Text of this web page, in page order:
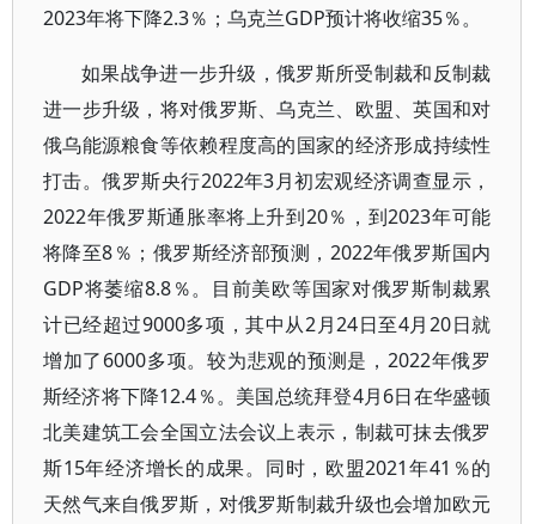
2023年将下降2.3％；乌克兰GDP预计将收缩35％。
如果战争进一步升级，俄罗斯所受制裁和反制裁
进一步升级，将对俄罗斯、乌克兰、欧盟、英国和对
俄乌能源粮食等依赖程度高的国家的经济形成持续性
打击。俄罗斯央行2022年3月初宏观经济调查显示，
2022年俄罗斯通胀率将上升到20％，到2023年可能
将降至8％；俄罗斯经济部预测，2022年俄罗斯国内
GDP将萎缩8.8％。目前美欧等国家对俄罗斯制裁累
计已经超过9000多项，其中从2月24日至4月20日就
增加了6000多项。较为悲观的预测是，2022年俄罗
斯经济将下降12.4％。美国总统拜登4月6日在华盛顿
北美建筑工会全国立法会议上表示，制裁可抹去俄罗
斯15年经济增长的成果。同时，欧盟2021年41％的
天然气来自俄罗斯，对俄罗斯制裁升级也会增加欧元